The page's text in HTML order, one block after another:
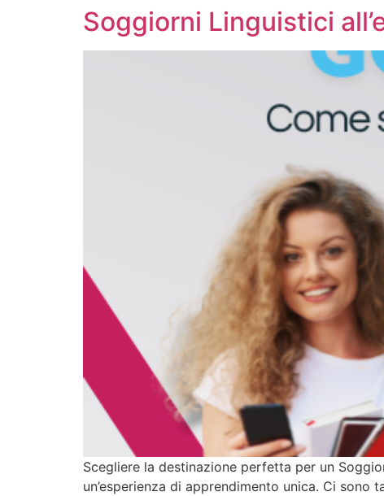
Soggiorni Linguistici
Scegliere la destinazione perfetta per un
un’esperienza di apprendimento unica. Ci